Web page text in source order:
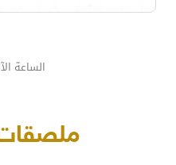
الساعة
ملصقات